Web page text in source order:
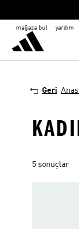
mağaza bul yardım
Geri
5 sonuçlar